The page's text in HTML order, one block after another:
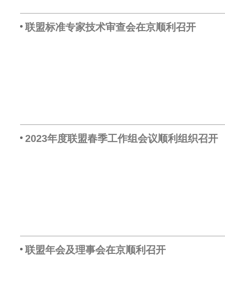
联盟标准专家技术审查会在京顺利召开
2023年度联盟春季工作组会议顺利组织召开
联盟年会及理事会在京顺利召开